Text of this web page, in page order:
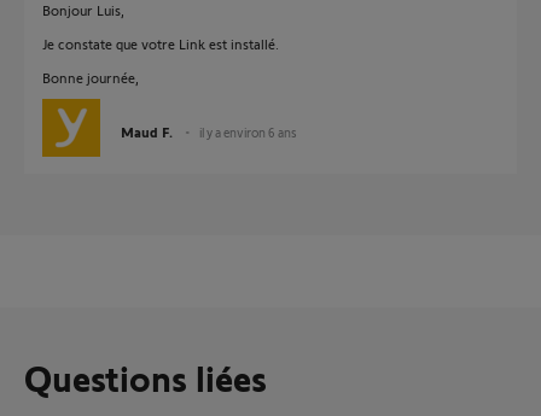
Bonjour Luis,
Je constate que votre Link est installé.
Bonne journée,
Maud F. il y a environ 6 ans
Questions liées